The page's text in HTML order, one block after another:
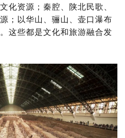
化资源；秦腔、陕北民歌、
；以华山、骊山、壶口瀑布
这些都是文化和旅游融合发